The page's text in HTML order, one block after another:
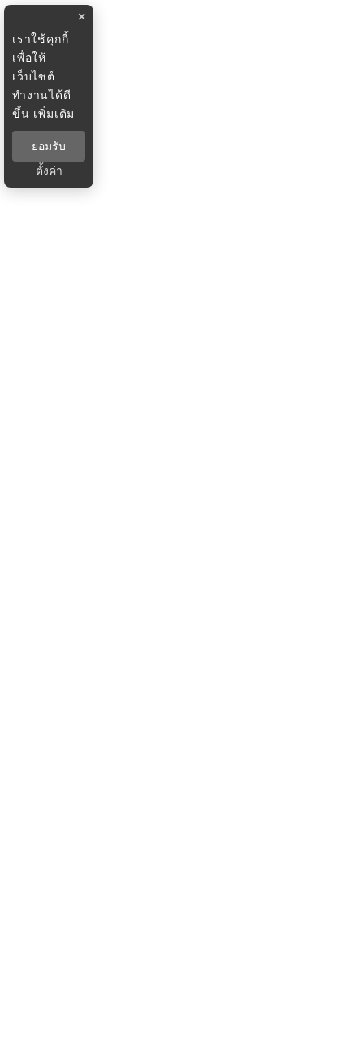
×
เราใช้คุกกี้
เพื่อให้
เว็บไซต์
ทำงานได้ดี
ขึ้น เพิ่มเติม
ยอมรับ
ตั้งค่า